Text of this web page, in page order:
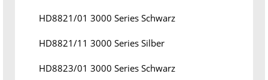
HD8821/01 3000 Series Schwarz
HD8821/11 3000 Series Silber
HD8823/01 3000 Series Schwarz